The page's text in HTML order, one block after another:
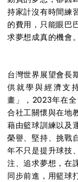
持家計沒有時間練
的費用，只能眼巴
求夢想成真的機會。
台灣世界展望會長
供就學與經濟支
畫」，2023年在
合社工關懷與在地
藉由籃球訓練以及
榮譽、堅持、挑戰
年不只是提升球技
注、追求夢想，在
同步前進，用籃球